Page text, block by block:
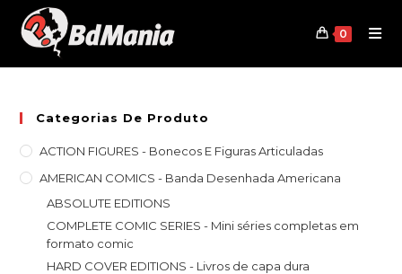
content
0
Categorias De Produto
ACTION FIGURES - Bonecos E Figuras Articuladas
AMERICAN COMICS - Banda Desenhada Americana
ABSOLUTE EDITIONS
COMPLETE COMIC SERIES - Mini séries completas em
formato comic
HARD COVER EDITIONS - Livros de capa dura